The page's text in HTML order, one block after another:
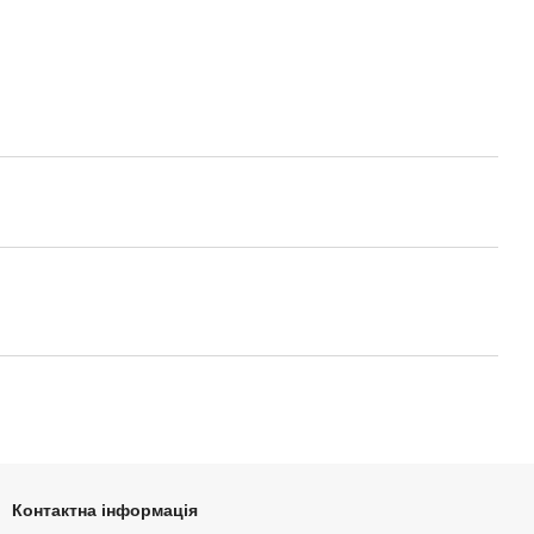
Контактна інформація